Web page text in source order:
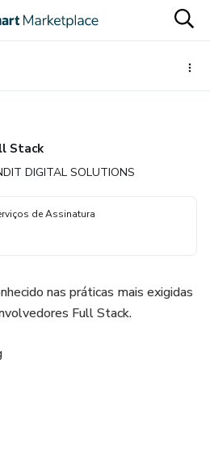
Stack
DIGITAL SOLUTIONS
de Assinatura
nas práticas mais exigidas
Full Stack.